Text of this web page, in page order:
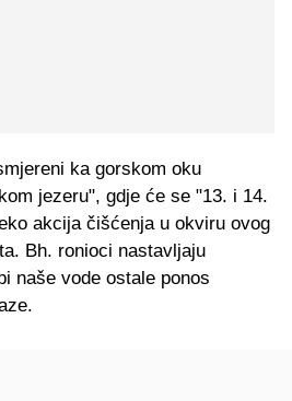
ka gorskom oku
jezeru", gdje će se "13. i 14.
akcija čišćenja u okviru ovog
Bh. ronioci nastavljaju
naše vode ostale ponos